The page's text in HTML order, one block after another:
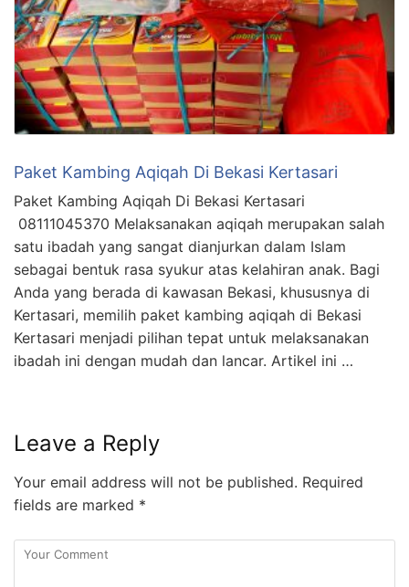
Paket Kambing Aqiqah Di Bekasi Kertasari
Paket Kambing Aqiqah Di Bekasi Kertasari
08111045370 Melaksanakan aqiqah merupakan salah
satu ibadah yang sangat dianjurkan dalam Islam
sebagai bentuk rasa syukur atas kelahiran anak. Bagi
Anda yang berada di kawasan Bekasi, khususnya di
Kertasari, memilih paket kambing aqiqah di Bekasi
Kertasari menjadi pilihan tepat untuk melaksanakan
ibadah ini dengan mudah dan lancar. Artikel ini …
Leave a Reply
Your email address will not be published. Required
fields are marked *